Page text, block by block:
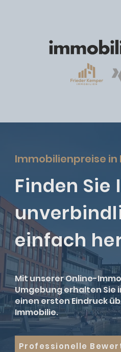
Immobilienpreise
Finden Sie
einfach
Mit unserer Online-
Umgebung erhalten Sie
einen ersten Eindruck
Immobilie.
Professionelle